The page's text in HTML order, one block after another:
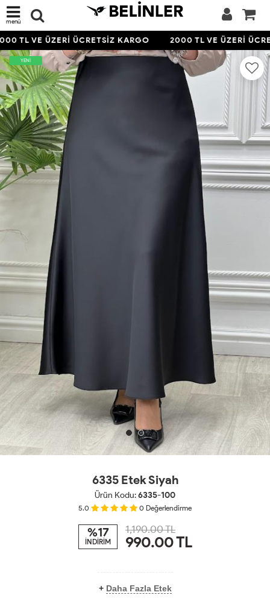
menü
TL VE ÜZERİ ÜCRETSİZ KARGO 2000 TL VE ÜZERİ
YENİ
6335 Etek Siyah
Ürün Kodu:6335-100
5.0 0 Değerlendirme
%17
İNDİRİM
1,190.00 TL
990.00TL
+ Daha Fazla Etek